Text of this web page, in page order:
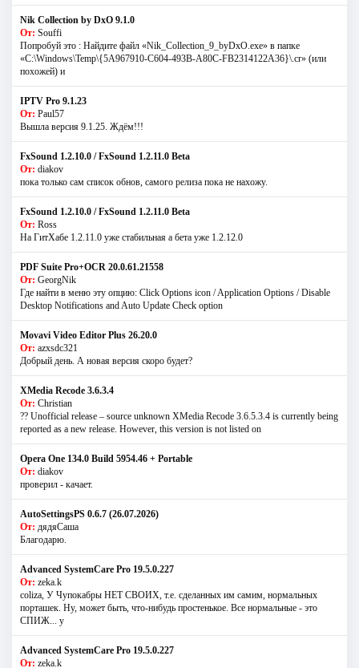
Nik Collection by DxO 9.1.0
От: Souffi
Попробуй это : Найдите файл «Nik_Collection_9_byDxO.exe» в папке
«C:\Windows\Temp\{5A967910-C604-493B-A80C-FB2314122A36}\.cr» (или
похожей) и
IPTV Pro 9.1.23
От: Paul57
Вышла версия 9.1.25. Ждём!!!
FxSound 1.2.10.0 / FxSound 1.2.11.0 Beta
От: diakov
пока только сам список обнов, самого релиза пока не нахожу.
FxSound 1.2.10.0 / FxSound 1.2.11.0 Beta
От: Ross
На ГитХабе 1.2.11.0 уже стабильная а бета уже 1.2.12.0
PDF Suite Pro+OCR 20.0.61.21558
От: GeorgNik
Где найти в меню эту опцию: Click Options icon / Application Options / Disable
Desktop Notifications and Auto Update Check option
Movavi Video Editor Plus 26.20.0
От: azxsdc321
Добрый день. А новая версия скоро будет?
XMedia Recode 3.6.3.4
От: Christian
?? Unofficial release – source unknown XMedia Recode 3.6.5.3.4 is currently being
reported as a new release. However, this version is not listed on
Opera One 134.0 Build 5954.46 + Portable
От: diakov
проверил - качает.
AutoSettingsPS 0.6.7 (26.07.2026)
От: дядяСаша
Благодарю.
Advanced SystemCare Pro 19.5.0.227
От: zeka.k
coliza, У Чупокабры НЕТ СВОИХ, т.е. сделанных им самим, нормальных
порташек. Ну, может быть, что-нибудь простенькое. Все нормальные - это
СПИЖ... у
Advanced SystemCare Pro 19.5.0.227
От: zeka.k